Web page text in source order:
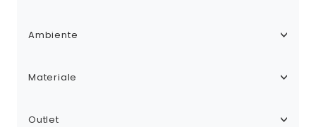
Ambiente
Materiale
Outlet